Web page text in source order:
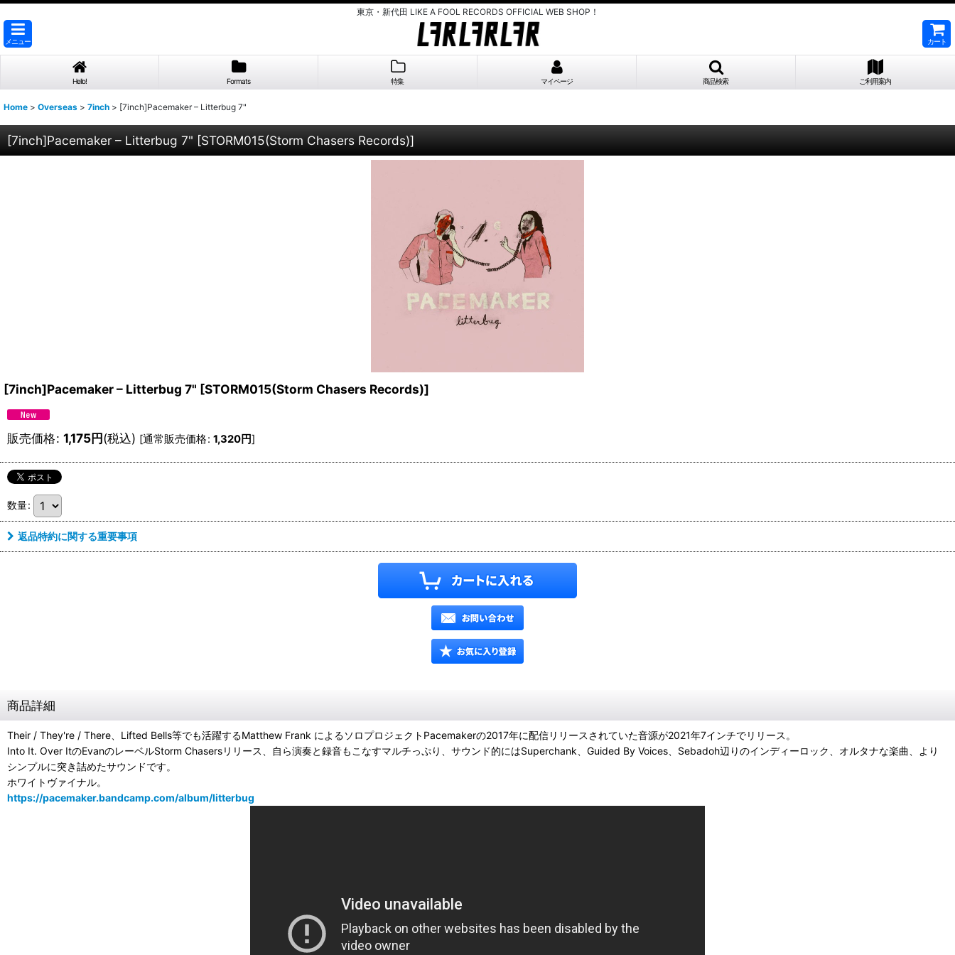
東京・新代田 LIKE A FOOL RECORDS OFFICIAL WEB SHOP！
メニュー カート
Hello! Formats 特集 マイページ 商品検索 ご利用案内
Home > Overseas > 7inch > [7inch]Pacemaker – Litterbug 7"
[7inch]Pacemaker – Litterbug 7" [STORM015(Storm Chasers Records)]
[7inch]Pacemaker – Litterbug 7" [STORM015(Storm Chasers Records)]
販売価格: 1,175円(税込) [通常販売価格: 1,320円]
数量:
返品特約に関する重要事項
商品詳細
Their / They're / There、Lifted Bells等でも活躍するMatthew Frank によるソロプロジェクトPacemakerの2017年に配信リリースされていた音源が2021年7インチでリリース。
Into It. Over ItのEvanのレーベルStorm Chasersリリース、自ら演奏と録音もこなすマルチっぷり、サウンド的にはSuperchank、Guided By Voices、Sebadoh辺りのインディーロック、オルタナな楽曲、より
シンプルに突き詰めたサウンドです。
ホワイトヴァイナル。
https://pacemaker.bandcamp.com/album/litterbug